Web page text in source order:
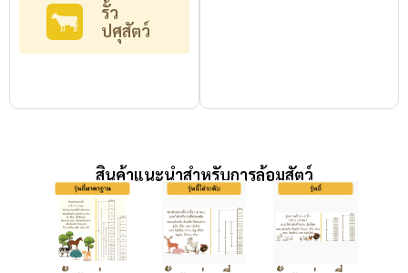
รั้ว
ปศุสัตว์
สินค้าแนะนำสำหรับการล้อมสัตว์